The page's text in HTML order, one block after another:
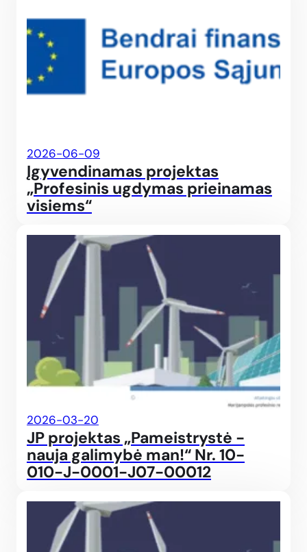
2026-06-09
Įgyvendinamas projektas
„Profesinis ugdymas prieinamas
visiems“
2026-03-20
JP projektas „Pameistrystė -
nauja galimybė man!“ Nr. 10-
010-J-0001-J07-00012